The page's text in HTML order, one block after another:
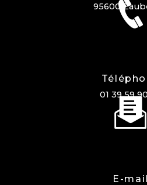
95600
01 39 59
E-mail